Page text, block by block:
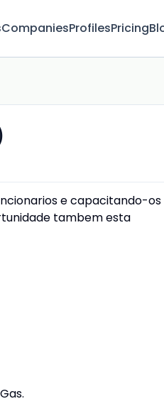
CompaniesProfilesPricing
e capacitando-os
tambem esta